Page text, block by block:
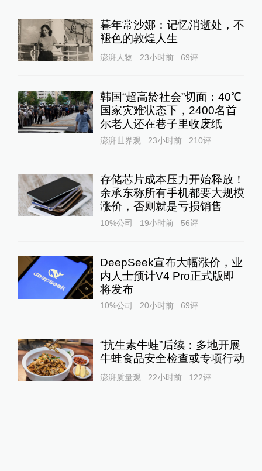
暮年常沙娜：记忆消逝处，不
褪色的敦煌人生
澎湃人物 23小时前 69评
韩国“超高龄社会”切面：40℃
国家灾难状态下，2400名首
尔老人还在巷子里收废纸
澎湃世界观 23小时前 210评
存储芯片成本压力开始释放！
余承东称所有手机都要大规模
涨价，否则就是亏损销售
10%公司 19小时前 56评
DeepSeek宣布大幅涨价，业
内人士预计V4 Pro正式版即
将发布
10%公司 20小时前 69评
“抗生素牛蛙”后续：多地开展
牛蛙食品安全检查或专项行动
澎湃质量观 22小时前 122评